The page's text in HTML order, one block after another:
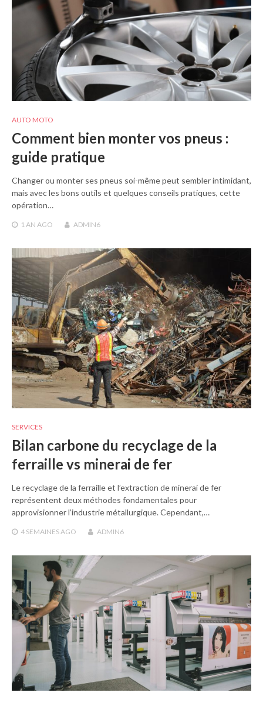
AUTO MOTO
Comment bien monter vos pneus :
guide pratique
Changer ou monter ses pneus soi-même peut sembler intimidant,
mais avec les bons outils et quelques conseils pratiques, cette
opération…
1 AN AGO ADMIN6
SERVICES
Bilan carbone du recyclage de la
ferraille vs minerai de fer
Le recyclage de la ferraille et l’extraction de minerai de fer
représentent deux méthodes fondamentales pour
approvisionner l’industrie métallurgique. Cependant,…
4 SEMAINESAGO ADMIN6